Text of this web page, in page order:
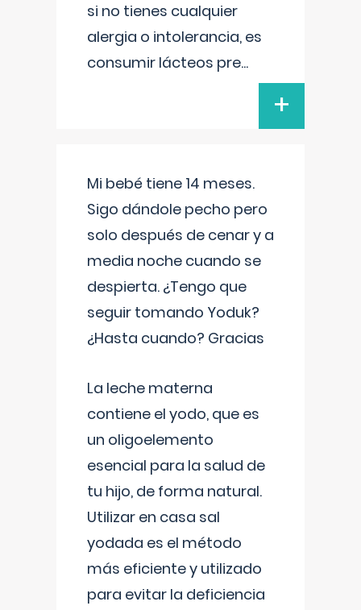
si no tienes cualquier
alergia o intolerancia, es
consumir lácteos pre...
+
Mi bebé tiene 14 meses.
Sigo dándole pecho pero
solo después de cenar y a
media noche cuando se
despierta. ¿Tengo que
seguir tomando Yoduk?
¿Hasta cuando? Gracias
La leche materna
contiene el yodo, que es
un oligoelemento
esencial para la salud de
tu hijo, de forma natural.
Utilizar en casa sal
yodada es el método
más eficiente y utilizado
para evitar la deficiencia